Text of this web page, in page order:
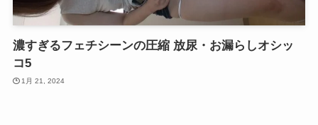
濃すぎるフェチシーンの圧縮 放尿・お漏らしオシッ
コ5
1月 21, 2024